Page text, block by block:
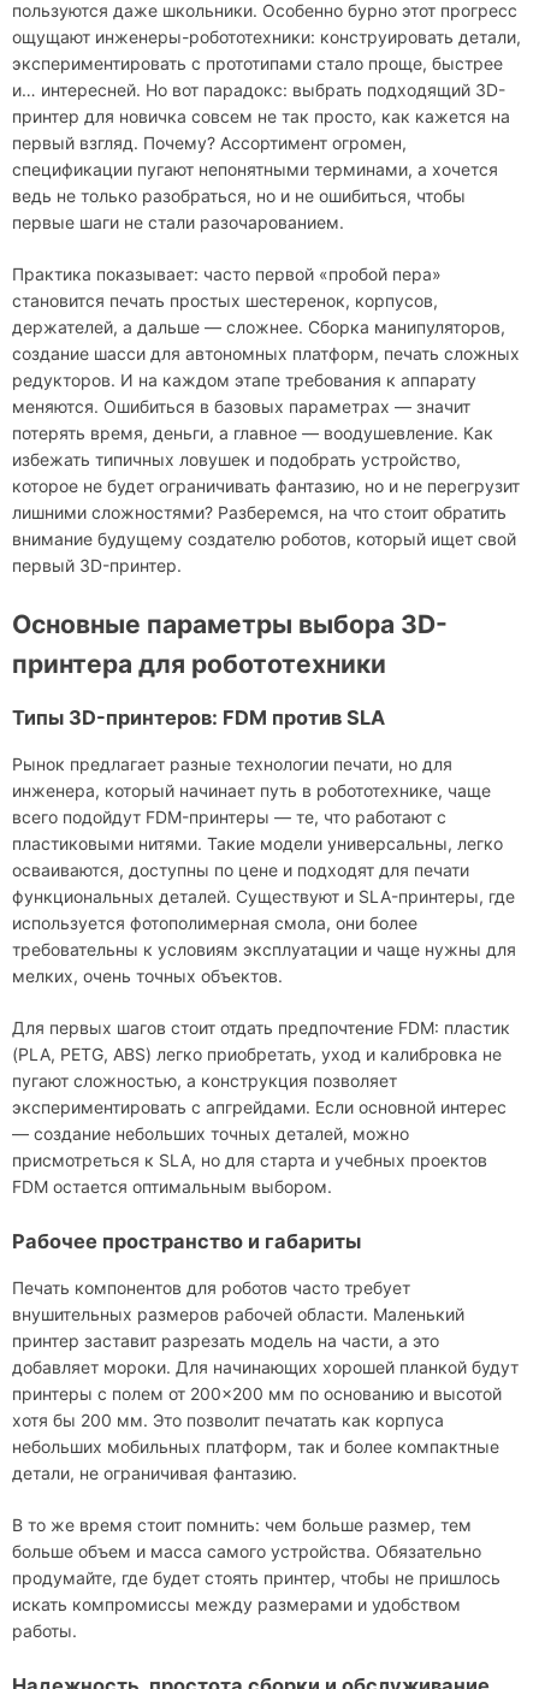
пользуются даже школьники. Особенно бурно этот прогресс
ощущают инженеры-робототехники: конструировать детали,
экспериментировать с прототипами стало проще, быстрее
и… интересней. Но вот парадокс: выбрать подходящий 3D-
принтер для новичка совсем не так просто, как кажется на
первый взгляд. Почему? Ассортимент огромен,
спецификации пугают непонятными терминами, а хочется
ведь не только разобраться, но и не ошибиться, чтобы
первые шаги не стали разочарованием.
Практика показывает: часто первой «пробой пера»
становится печать простых шестеренок, корпусов,
держателей, а дальше — сложнее. Сборка манипуляторов,
создание шасси для автономных платформ, печать сложных
редукторов. И на каждом этапе требования к аппарату
меняются. Ошибиться в базовых параметрах — значит
потерять время, деньги, а главное — воодушевление. Как
избежать типичных ловушек и подобрать устройство,
которое не будет ограничивать фантазию, но и не перегрузит
лишними сложностями? Разберемся, на что стоит обратить
внимание будущему создателю роботов, который ищет свой
первый 3D-принтер.
Основные параметры выбора 3D-
принтера для робототехники
Типы 3D-принтеров: FDM против SLA
Рынок предлагает разные технологии печати, но для
инженера, который начинает путь в робототехнике, чаще
всего подойдут FDM-принтеры — те, что работают с
пластиковыми нитями. Такие модели универсальны, легко
осваиваются, доступны по цене и подходят для печати
функциональных деталей. Существуют и SLA-принтеры, где
используется фотополимерная смола, они более
требовательны к условиям эксплуатации и чаще нужны для
мелких, очень точных объектов.
Для первых шагов стоит отдать предпочтение FDM: пластик
(PLA, PETG, ABS) легко приобретать, уход и калибровка не
пугают сложностью, а конструкция позволяет
экспериментировать с апгрейдами. Если основной интерес
— создание небольших точных деталей, можно
присмотреться к SLA, но для старта и учебных проектов
FDM остается оптимальным выбором.
Рабочее пространство и габариты
Печать компонентов для роботов часто требует
внушительных размеров рабочей области. Маленький
принтер заставит разрезать модель на части, а это
добавляет мороки. Для начинающих хорошей планкой будут
принтеры с полем от 200×200 мм по основанию и высотой
хотя бы 200 мм. Это позволит печатать как корпуса
небольших мобильных платформ, так и более компактные
детали, не ограничивая фантазию.
В то же время стоит помнить: чем больше размер, тем
больше объем и масса самого устройства. Обязательно
продумайте, где будет стоять принтер, чтобы не пришлось
искать компромиссы между размерами и удобством
работы.